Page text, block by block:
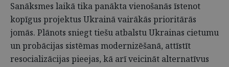
Sanāksmes laikā tika panākta vienošanās īstenot
kopīgus projektus Ukrainā vairākās prioritārās
jomās. Plānots sniegt tiešu atbalstu Ukrainas cietumu
un probācijas sistēmas modernizēšanā, attīstīt
resocializācijas pieejas, kā arī veicināt alternatīvus